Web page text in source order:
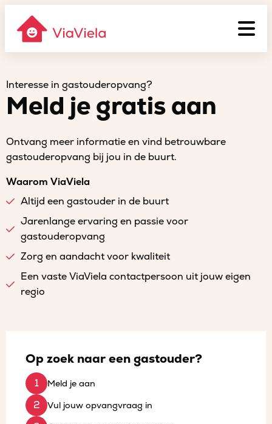
Interesse in gastouderopvang?
Meld je gratis aan
Ontvang meer informatie en vind betrouwbare
gastouderopvang bij jou in de buurt.
Waarom ViaViela
Altijd een gastouder in de buurt
Jarenlange ervaring en passie voor
gastouderopvang
Zorg en aandacht voor kwaliteit
Een vaste ViaViela contactpersoon uit jouw eigen
regio
Op zoek naar een gastouder?
Meld je aan
Vul jouw opvangvraag in